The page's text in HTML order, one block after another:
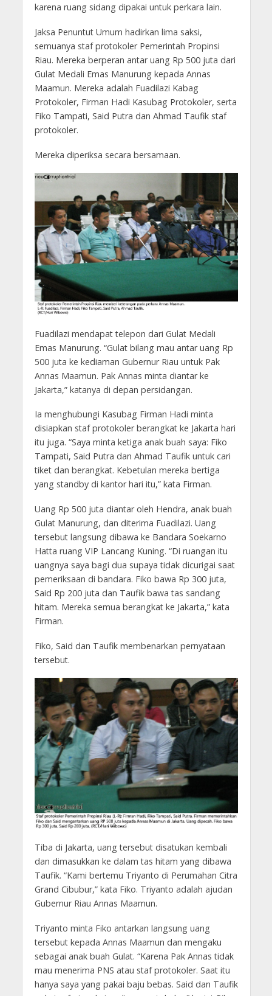
karena ruang sidang dipakai untuk perkara lain.
Jaksa Penuntut Umum hadirkan lima saksi,
semuanya staf protokoler Pemerintah Propinsi
Riau. Mereka berperan antar uang Rp 500 juta dari
Gulat Medali Emas Manurung kepada Annas
Maamun. Mereka adalah Fuadilazi Kabag
Protokoler, Firman Hadi Kasubag Protokoler, serta
Fiko Tampati, Said Putra dan Ahmad Taufik staf
protokoler.
Mereka diperiksa secara bersamaan.
Fuadilazi mendapat telepon dari Gulat Medali
Emas Manurung. “Gulat bilang mau antar uang Rp
500 juta ke kediaman Gubernur Riau untuk Pak
Annas Maamun. Pak Annas minta diantar ke
Jakarta,” katanya di depan persidangan.
Ia menghubungi Kasubag Firman Hadi minta
disiapkan staf protokoler berangkat ke Jakarta hari
itu juga. “Saya minta ketiga anak buah saya: Fiko
Tampati, Said Putra dan Ahmad Taufik untuk cari
tiket dan berangkat. Kebetulan mereka bertiga
yang standby di kantor hari itu,” kata Firman.
Uang Rp 500 juta diantar oleh Hendra, anak buah
Gulat Manurung, dan diterima Fuadilazi. Uang
tersebut langsung dibawa ke Bandara Soekarno
Hatta ruang VIP Lancang Kuning. “Di ruangan itu
uangnya saya bagi dua supaya tidak dicurigai saat
pemeriksaan di bandara. Fiko bawa Rp 300 juta,
Said Rp 200 juta dan Taufik bawa tas sandang
hitam. Mereka semua berangkat ke Jakarta,” kata
Firman.
Fiko, Said dan Taufik membenarkan pernyataan
tersebut.
Tiba di Jakarta, uang tersebut disatukan kembali
dan dimasukkan ke dalam tas hitam yang dibawa
Taufik. “Kami bertemu Triyanto di Perumahan Citra
Grand Cibubur,” kata Fiko. Triyanto adalah ajudan
Gubernur Riau Annas Maamun.
Triyanto minta Fiko antarkan langsung uang
tersebut kepada Annas Maamun dan mengaku
sebagai anak buah Gulat. “Karena Pak Annas tidak
mau menerima PNS atau staf protokoler. Saat itu
hanya saya yang pakai baju bebas. Said dan Taufik